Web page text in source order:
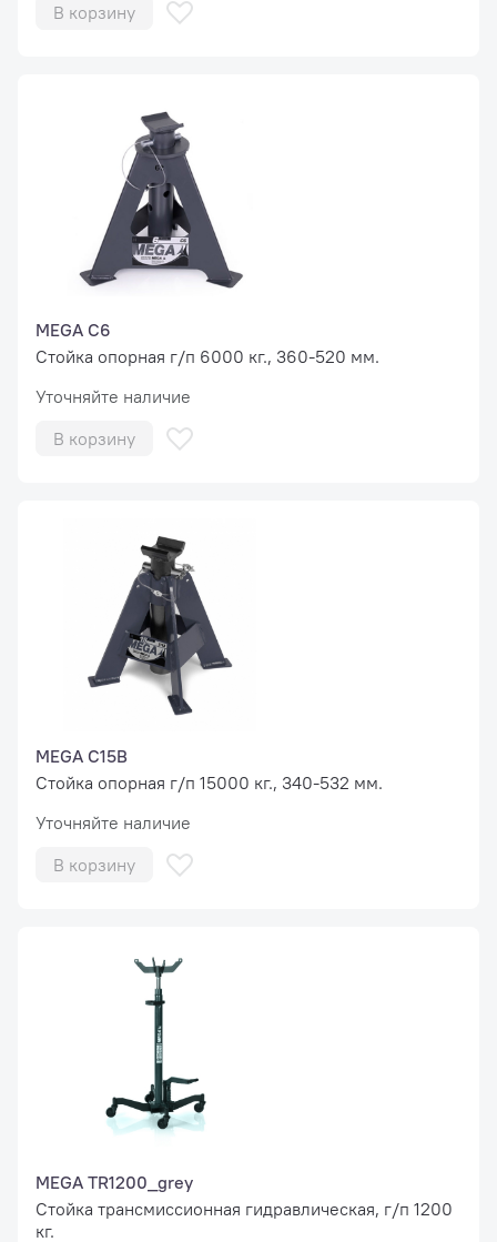
В корзину
MEGA C6
Стойка опорная г/п 6000 кг., 360-520 мм.
Уточняйте наличие
В корзину
MEGA C15B
Стойка опорная г/п 15000 кг., 340-532 мм.
Уточняйте наличие
В корзину
MEGA TR1200_grey
Стойка трансмиссионная гидравлическая, г/п 1200
кг.